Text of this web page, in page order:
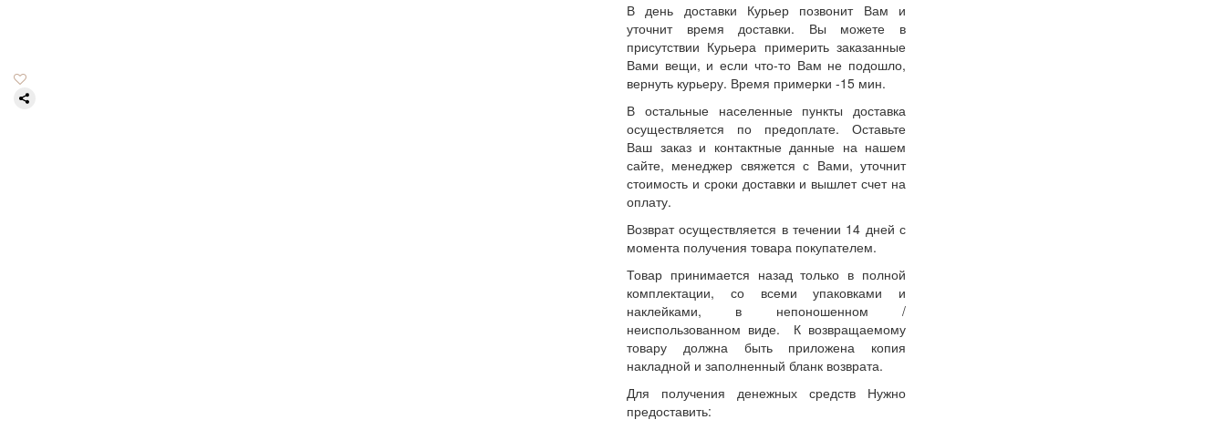
В день доставки Курьер позвонит Вам и
уточнит время доставки. Вы можете в
присутствии Курьера примерить заказанные
Вами вещи, и если что-то Вам не подошло,
вернуть курьеру. Время примерки -15 мин.
В остальные населенные пункты доставка
осуществляется по предоплате. Оставьте
Ваш заказ и контактные данные на нашем
сайте, менеджер свяжется с Вами, уточнит
стоимость и сроки доставки и вышлет счет на
оплату.
Возврат осуществляется в течении 14 дней с
момента получения товара покупателем.
Товар принимается назад только в полной
комплектации, со всеми упаковками и
наклейками, в непоношенном /
неиспользованном виде. К возвращаемому
товару должна быть приложена копия
накладной и заполненный бланк возврата.
Для получения денежных средств Нужно
предоставить: